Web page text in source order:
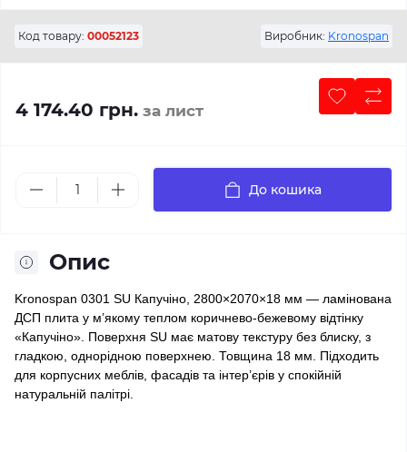
Код товару: 00052123 Виробник: Kronospan
4 174.40 грн. за лист
До кошика
Опис
Kronospan 0301 SU Капучіно, 2800×2070×18 мм — ламінована
ДСП плита у м’якому теплом коричнево-бежевому відтінку
«Капучіно». Поверхня SU має матову текстуру без блиску, з
гладкою, однорідною поверхнею. Товщина 18 мм. Підходить
для корпусних меблів, фасадів та інтер’єрів у спокійній
натуральній палітрі.